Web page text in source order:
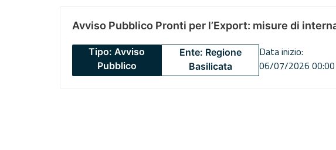
Avviso Pubblico Pronti per l’Export: misure di
Tipo: Avviso
Pubblico
Ente: Regione
Basilicata
Data inizio:
06/07/2026 00:00